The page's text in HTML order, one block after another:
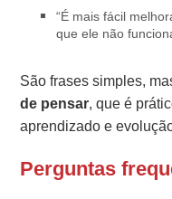
“É mais fácil
que ele não
São frases simples,
de pensar, que é
aprendizado e
Perguntas